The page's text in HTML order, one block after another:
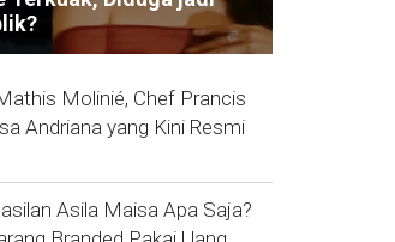
Molinié, Chef Prancis
Andriana yang Kini Resmi
Asila Maisa Apa Saja?